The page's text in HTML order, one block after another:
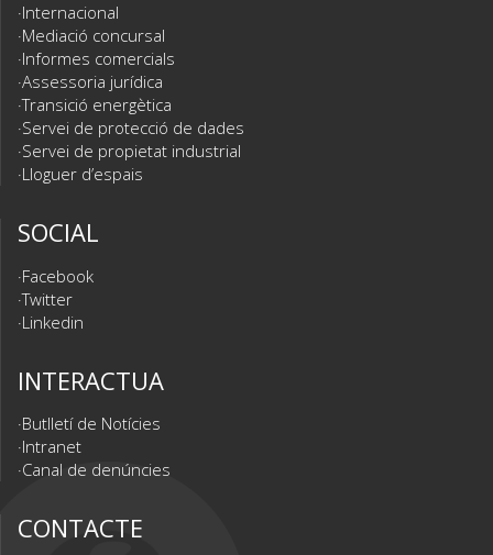
Internacional
Mediació concursal
Informes comercials
Assessoria jurídica
Transició energètica
Servei de protecció de dades
Servei de propietat industrial
Lloguer d’espais
SOCIAL
Facebook
Twitter
Linkedin
INTERACTUA
Butlletí de Notícies
Intranet
Canal de denúncies
CONTACTE